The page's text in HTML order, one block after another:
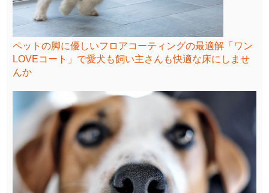
ペットの脚に優しいフロアコーティングの最適解「ワン
LOVEコート」で愛犬も飼い主さんも快適な床にしませ
んか